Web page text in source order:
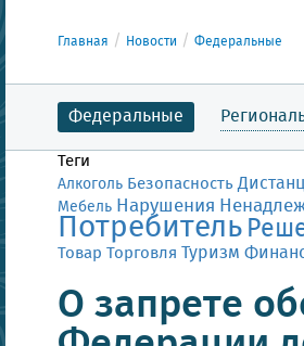
Главная Новости Федеральные
Федеральные
Теги
Алкоголь Безопасность
Мебель Нарушения
Потребитель
Товар Торговля Туризм
О запрете